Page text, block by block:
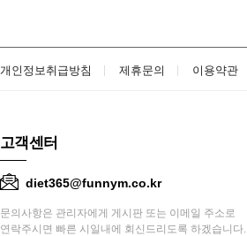
개인정보취급방침 제휴문의 이용약관
고객센터
diet365@funnym.co.kr
문의사항은 관리자에게 게시판 또는 이메일 주소로
연락주시면 빠른 시일내에 회신드리도록 하겠습니다.